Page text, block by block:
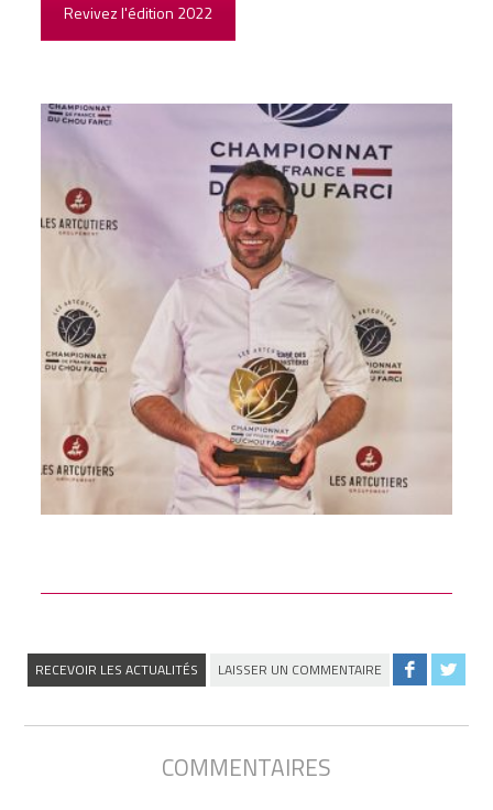
Revivez l'édition 2022
RECEVOIR LES ACTUALITÉS LAISSER UN COMMENTAIRE
COMMENTAIRES